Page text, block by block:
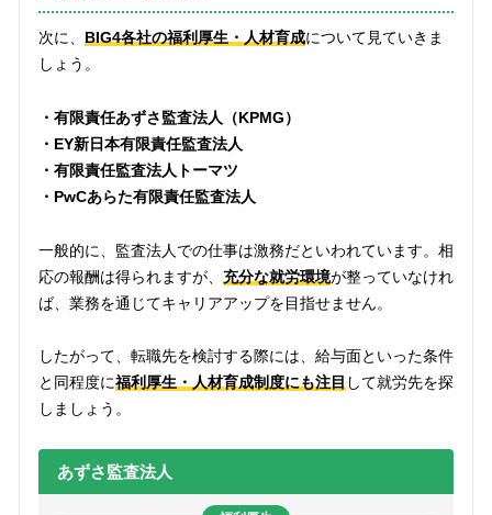
次に、 BIG4各社の福利厚生・人材育成について見ていきま
しょう。
・有限責任あずさ監査法人（KPMG）
・EY新日本有限責任監査法人
・有限責任監査法人トーマツ
・PwCあらた有限責任監査法人
一般的に、監査法人での仕事は激務だといわれています。相
応の報酬は得られますが、 充分な就労環境が整っていなけれ
ば、業務を通じてキャリアアップを目指せません。
したがって、転職先を検討する際には、給与面といった条件
と同程度に福利厚生・人材育成制度にも注目 して就労先を探
しましょう。
あずさ監査法人